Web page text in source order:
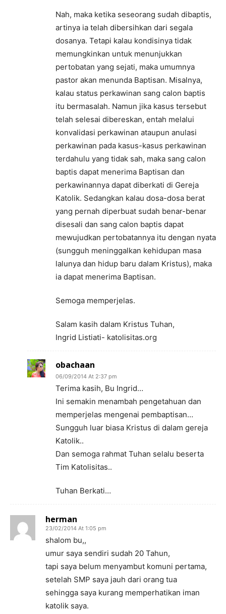
Nah, maka ketika seseorang sudah dibaptis,
artinya ia telah dibersihkan dari segala
dosanya. Tetapi kalau kondisinya tidak
memungkinkan untuk menunjukkan
pertobatan yang sejati, maka umumnya
pastor akan menunda Baptisan. Misalnya,
kalau status perkawinan sang calon baptis
itu bermasalah. Namun jika kasus tersebut
telah selesai dibereskan, entah melalui
konvalidasi perkawinan ataupun anulasi
perkawinan pada kasus-kasus perkawinan
terdahulu yang tidak sah, maka sang calon
baptis dapat menerima Baptisan dan
perkawinannya dapat diberkati di Gereja
Katolik. Sedangkan kalau dosa-dosa berat
yang pernah diperbuat sudah benar-benar
disesali dan sang calon baptis dapat
mewujudkan pertobatannya itu dengan nyata
(sungguh meninggalkan kehidupan masa
lalunya dan hidup baru dalam Kristus), maka
ia dapat menerima Baptisan.
Semoga memperjelas.
Salam kasih dalam Kristus Tuhan,
Ingrid Listiati- katolisitas.org
obachaan
06/09/2014 At 2:37 pm
Terima kasih, Bu Ingrid…
Ini semakin menambah pengetahuan dan
memperjelas mengenai pembaptisan…
Sungguh luar biasa Kristus di dalam gereja
Katolik..
Dan semoga rahmat Tuhan selalu beserta
Tim Katolisitas..
Tuhan Berkati…
herman
23/02/2014 At 1:05 pm
shalom bu,,
umur saya sendiri sudah 20 Tahun,
tapi saya belum menyambut komuni pertama,
setelah SMP saya jauh dari orang tua
sehingga saya kurang memperhatikan iman
katolik saya.